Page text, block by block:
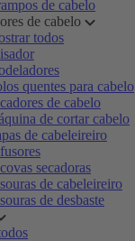
de cabelo
de cabelo
todos
quentes para cabelo
de cabelo
de cortar cabelo
de cabeleireiro
secadoras
de cabeleireiro
de desbaste